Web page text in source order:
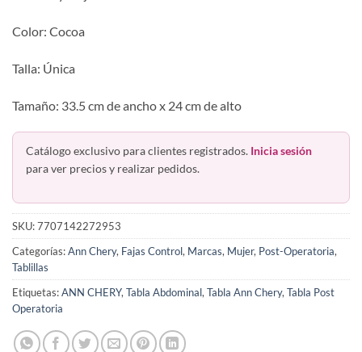
Color: Cocoa
Talla: Única
Tamaño: 33.5 cm de ancho x 24 cm de alto
Catálogo exclusivo para clientes registrados. Inicia sesión
para ver precios y realizar pedidos.
SKU:7707142272953
Categorías:Ann Chery, Fajas Control, Marcas, Mujer, Post-Operatoria,
Tablillas
Etiquetas:ANN CHERY, Tabla Abdominal, Tabla Ann Chery, Tabla Post
Operatoria